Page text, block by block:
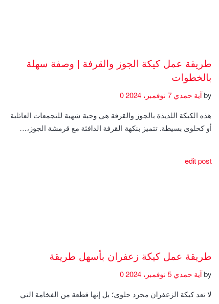
طريقة عمل كيكة الجوز والقرفة | وصفة سهلة
بالخطوات
byآية حمدي
هذه الكيكة اللذيذة بالجوز والقرفة هي وجبة شهية للتجمعات العائلية
أو كحلوى بسيطة. تتميز بنكهة القرفة الدافئة مع قرمشة الجوز،…
edit post
طريقة عمل كيكة زعفران بأسهل طريقة
byآية حمدي
لا تعد كيكة الزعفران مجرد حلوى؛ بل إنها قطعة من الفخامة التي